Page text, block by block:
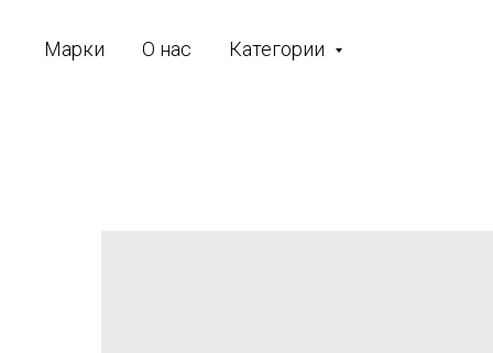
Марки О нас Категории